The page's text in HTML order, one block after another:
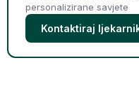
personalizirane savjete
Kontaktiraj